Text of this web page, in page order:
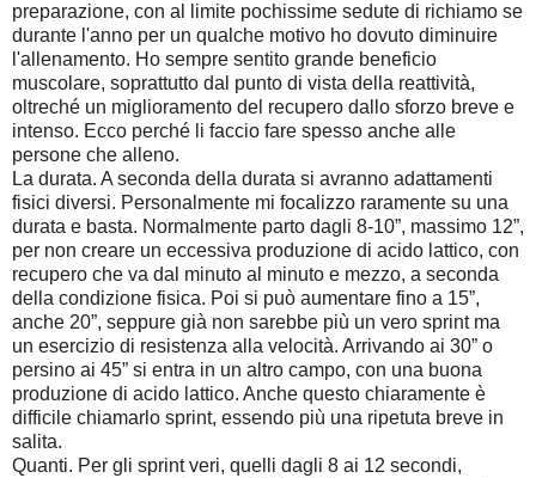
preparazione, con al limite pochissime sedute di richiamo se
durante l'anno per un qualche motivo ho dovuto diminuire
l'allenamento. Ho sempre sentito grande beneficio
muscolare, soprattutto dal punto di vista della reattività,
oltreché un miglioramento del recupero dallo sforzo breve e
intenso. Ecco perché li faccio fare spesso anche alle
persone che alleno.
La durata. A seconda della durata si avranno adattamenti
fisici diversi. Personalmente mi focalizzo raramente su una
durata e basta. Normalmente parto dagli 8-10”, massimo 12”,
per non creare un eccessiva produzione di acido lattico, con
recupero che va dal minuto al minuto e mezzo, a seconda
della condizione fisica. Poi si può aumentare fino a 15”,
anche 20”, seppure già non sarebbe più un vero sprint ma
un esercizio di resistenza alla velocità. Arrivando ai 30” o
persino ai 45” si entra in un altro campo, con una buona
produzione di acido lattico. Anche questo chiaramente è
difficile chiamarlo sprint, essendo più una ripetuta breve in
salita.
Quanti. Per gli sprint veri, quelli dagli 8 ai 12 secondi,